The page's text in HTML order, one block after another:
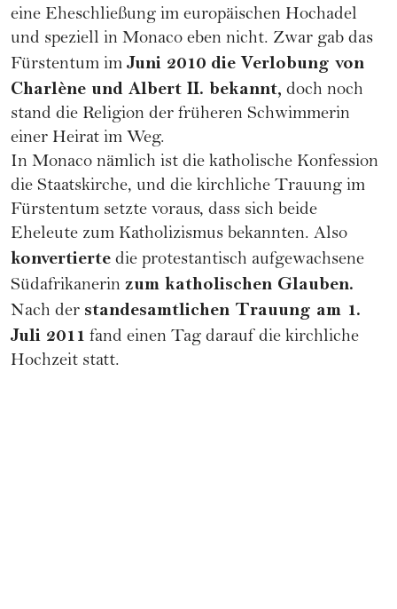
eine Eheschließung im europäischen Hochadel
und speziell in Monaco eben nicht. Zwar gab das
Fürstentum im Juni 2010 die Verlobung von
Charlène und Albert II. bekannt, doch noch
stand die Religion der früheren Schwimmerin
einer Heirat im Weg.
In Monaco nämlich ist die katholische Konfession
die Staatskirche, und die kirchliche Trauung im
Fürstentum setzte voraus, dass sich beide
Eheleute zum Katholizismus bekannten. Also
konvertierte die protestantisch aufgewachsene
Südafrikanerin zum katholischen Glauben.
Nach der standesamtlichen Trauung am 1.
Juli 2011 fand einen Tag darauf die kirchliche
Hochzeit statt.